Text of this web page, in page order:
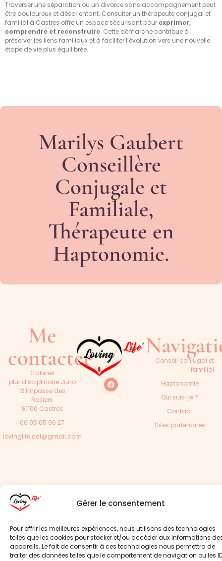
Gérer le consentement
Pour offrir les meilleures expériences, nous utilisons des technologies
telles que les cookies pour stocker et/ou accéder aux informations
appareils. Le fait de consentir à ces technologies nous permettra de
traiter des données telles que le comportement de navigation ou les
Traverser une séparation ou un divorce sans accompagnement peut
être douloureux et désorientant. Consulter un thérapeute conjugal et
familial à Castres offre un espace sécurisant pour exprimer,
comprendre et reconstruire. Cette démarche contribue à
préserver les liens familiaux et à faciliter l’évolution vers une nouvelle
étape de vie plus équilibrée.
Marilys Gaubert
Conseillère
Conjugale et
Familiale,
Thérapeute en
Haptonomie.
Me
contacter
Cabinet
pluridisciplinaire Juno
12 Impasse des
Rosiers
81100 Castres
06 95 05 96 27
lovinglife.ccf@gmail.com
Conseil conjugal et
familial
Haptonomie
Qui suis-je ?
Contact
Sites partenaires
Une
création
PIER17
légales–Politique de confidentialité